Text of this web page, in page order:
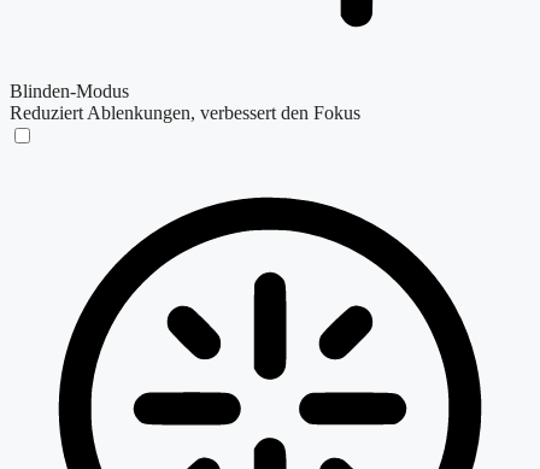
Blinden-Modus
Reduziert Ablenkungen, verbessert den Fokus